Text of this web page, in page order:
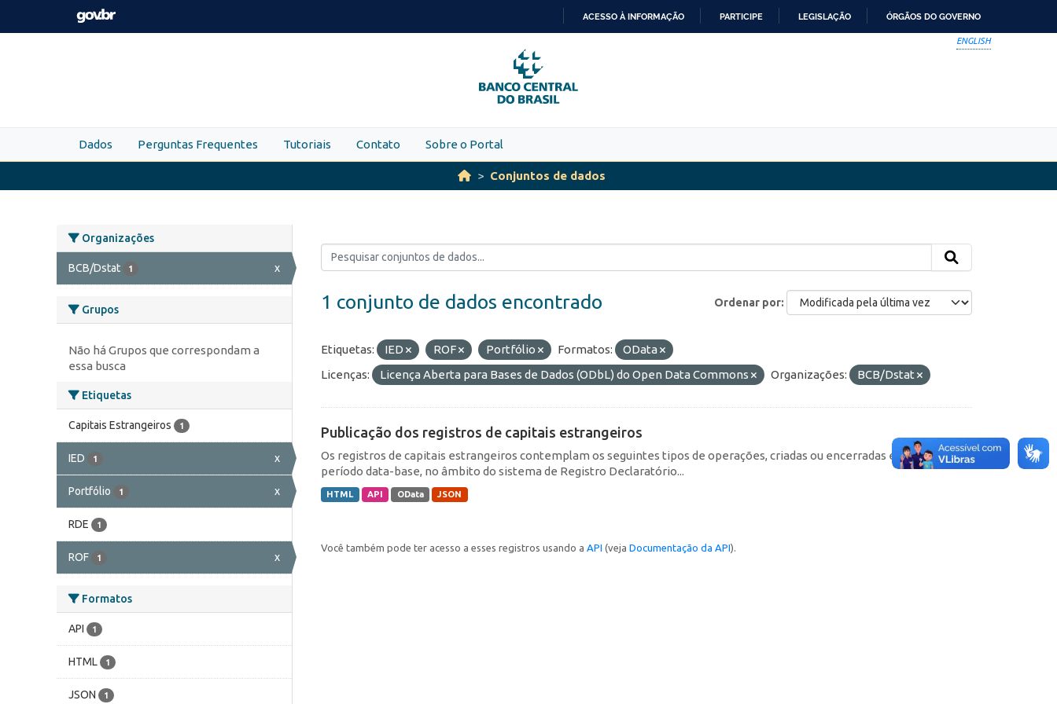
Skip to main content
PARA
O
CONTEÚDO
ACESSO À INFORMAÇÃO PARTICIPE LEGISLAÇÃO ÓRGÃOS DO GOVERNO
ENGLISH
Dados Perguntas Frequentes Tutoriais Contato Sobre o Portal
Conjuntos de dados
Organizações
BCB/Dstat 1 x
Grupos
Não há Grupos que correspondam a
essa busca
Etiquetas
Capitais Estrangeiros 1
IED 1 x
Portfólio 1 x
RDE 1
ROF 1 x
Formatos
API 1
HTML 1
JSON 1
Ordenar por
1 conjunto de dados encontrado
Etiquetas: IED ROF Portfólio Formatos:
OData
Licenças:
Licença Aberta para Bases de Dados (ODbL) do Open Data Commons Organizações: BCB/Dstat
Publicação dos registros de capitais estrangeiros
Os registros de capitais estrangeiros contemplam os seguintes tipos de operações, criadas ou encerradas em cada
período data-base, no âmbito do sistema de Registro Declaratório...
HTML API OData JSON
Você também pode ter acesso a esses registros usando a API (veja Documentação da API).